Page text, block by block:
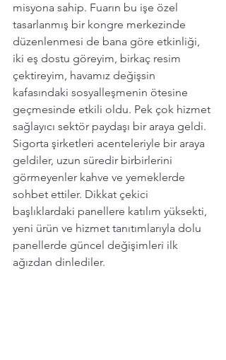
misyona sahip. Fuarın bu işe özel
tasarlanmış bir kongre merkezinde
düzenlenmesi de bana göre etkinliği,
iki eş dostu göreyim, birkaç resim
çektireyim, havamız değişsin
kafasındaki sosyalleşmenin ötesine
geçmesinde etkili oldu. Pek çok hizmet
sağlayıcı sektör paydaşı bir araya geldi.
Sigorta şirketleri acenteleriyle bir araya
geldiler, uzun süredir birbirlerini
görmeyenler kahve ve yemeklerde
sohbet ettiler. Dikkat çekici
başlıklardaki panellere katılım yüksekti,
yeni ürün ve hizmet tanıtımlarıyla dolu
panellerde güncel değişimleri ilk
ağızdan dinlediler.